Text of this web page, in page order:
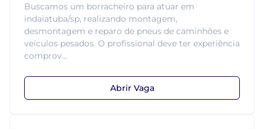
Buscamos um borracheiro para atuar em
indaiatuba/sp, realizando montagem,
desmontagem e reparo de pneus de caminhões e
veículos pesados. O profissional deve ter experiência
comprov...
Abrir Vaga